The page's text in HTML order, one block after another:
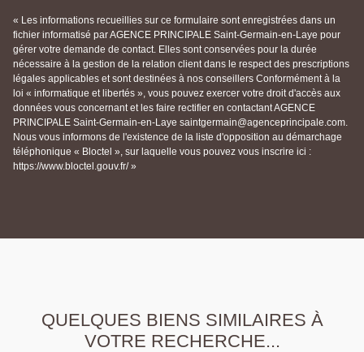
« Les informations recueillies sur ce formulaire sont enregistrées dans un
fichier informatisé par AGENCE PRINCIPALE Saint-Germain-en-Laye pour
gérer votre demande de contact. Elles sont conservées pour la durée
nécessaire à la gestion de la relation client dans le respect des prescriptions
légales applicables et sont destinées à nos conseillers Conformément à la
loi « informatique et libertés », vous pouvez exercer votre droit d'accès aux
données vous concernant et les faire rectifier en contactant AGENCE
PRINCIPALE Saint-Germain-en-Laye saintgermain@agenceprincipale.com.
Nous vous informons de l'existence de la liste d'opposition au démarchage
téléphonique « Bloctel », sur laquelle vous pouvez vous inscrire ici :
https://www.bloctel.gouv.fr/ »
QUELQUES BIENS SIMILAIRES À
VOTRE RECHERCHE...